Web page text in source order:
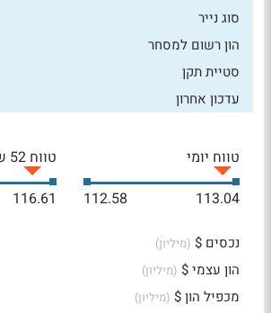
סוג נייר
הון רשום למסחר
סטיית תקן
עדכון אחרון
טווח יומי
113.04
112.58
טווח 52 שבועות
116.61
נכסים $ (מיליון)
הון עצמי $ (מיליון)
מכפיל הון $ (מיליון)